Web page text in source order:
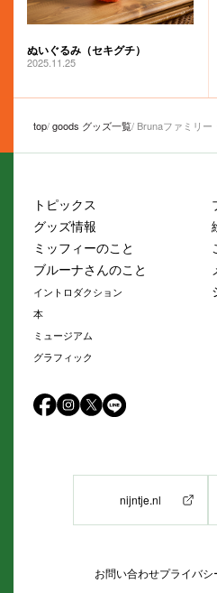
ぬいぐるみ（セキグチ）
2025.11.25
top goods グッズ一覧 Brunaファミリー
トピックス
グッズ情報
ミッフィーのこと
ブルーナさんのこと
イントロダクション
本
ミュージアム
グラフィック
nijntje.nl
お問い合わせプライバシ